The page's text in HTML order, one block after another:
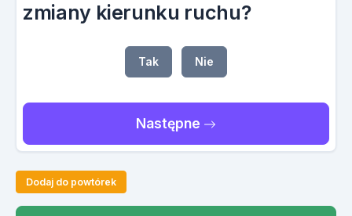
zmiany kierunku ruchu?
Tak Nie
Następne
Dodaj do powtórek